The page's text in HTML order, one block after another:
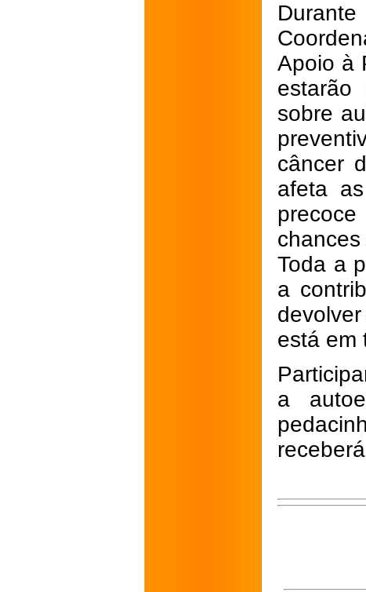
Apoio à
estarão
sobre
câncer
afeta
Toda a
a
está em
a